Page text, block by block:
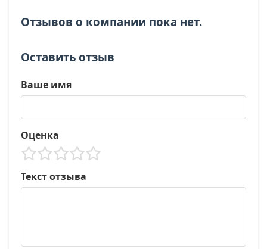
Отзывов о компании пока нет.
Оставить отзыв
Ваше имя
Оценка
Текст отзыва